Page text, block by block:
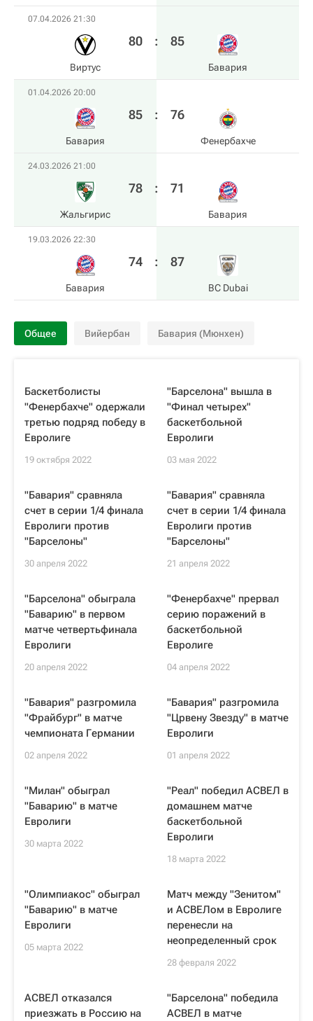
07.04.2026 21:30
Виртус
80 : 85
Бавария
01.04.2026 20:00
Бавария
85 : 76
Фенербахче
24.03.2026 21:00
Жальгирис
78 : 71
Бавария
19.03.2026 22:30
Бавария
74 : 87
BC Dubai
Общее Вийербан Бавария (Мюнхен)
Баскетболисты
"Фенербахче" одержали
третью подряд победу в
Евролиге
19 октября 2022
"Барселона" вышла в
"Финал четырех"
баскетбольной
Евролиги
03 мая 2022
"Бавария" сравняла
счет в серии 1/4 финала
Евролиги против
"Барселоны"
30 апреля 2022
"Бавария" сравняла
счет в серии 1/4 финала
Евролиги против
"Барселоны"
21 апреля 2022
"Барселона" обыграла
"Баварию" в первом
матче четвертьфинала
Евролиги
20 апреля 2022
"Фенербахче" прервал
серию поражений в
баскетбольной
Евролиге
04 апреля 2022
"Бавария" разгромила
"Фрайбург" в матче
чемпионата Германии
02 апреля 2022
"Бавария" разгромила
"Црвену Звезду" в матче
Евролиги
01 апреля 2022
"Милан" обыграл
"Баварию" в матче
Евролиги
30 марта 2022
"Реал" победил АСВЕЛ в
домашнем матче
баскетбольной
Евролиги
18 марта 2022
"Олимпиакос" обыграл
"Баварию" в матче
Евролиги
05 марта 2022
Матч между "Зенитом"
и АСВЕЛом в Евролиге
перенесли на
неопределенный срок
28 февраля 2022
АСВЕЛ отказался
приезжать в Россию на
"Барселона" победила
АСВЕЛ в матче